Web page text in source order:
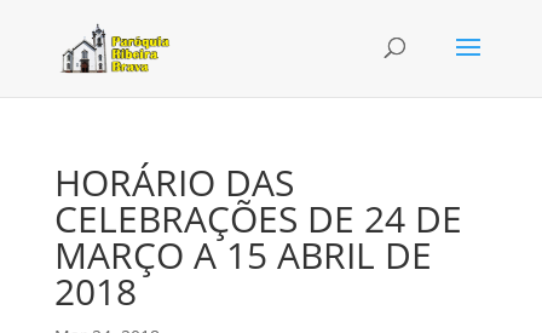
HORÁRIO DAS
CELEBRAÇÕES DE 24 DE
MARÇO A 15 ABRIL DE
2018